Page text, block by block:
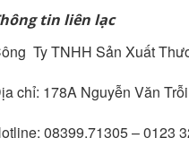
tin liên lạc
Ty TNHH Sản Xuất
chỉ: 178A Nguyễn Văn
08399.71305 – 0123